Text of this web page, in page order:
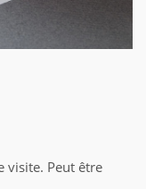
visite. Peut être